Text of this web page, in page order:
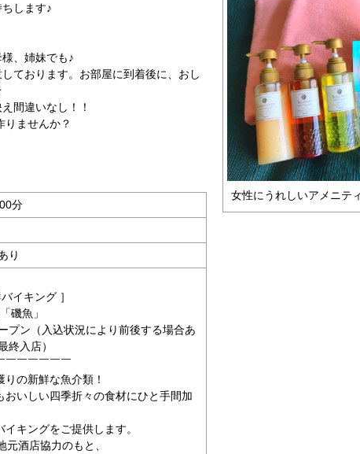
します♪
、姉妹でも♪
ております。お部屋に到着後に、おし
間違いなし！！
りませんか？
分
り
イキング ］
磯魚」
プン（入込状況により前後する場合あ
終入店）
￣￣￣￣￣￣
の新鮮な魚介類！
おいしい四季折々の食材にひと手間加
キングをご提供します。
元酒店協力のもと、
女性にうれしいアメニテ